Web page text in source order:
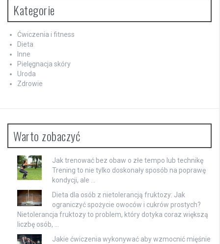
Kategorie
Ćwiczenia i fitness
Dieta
Inne
Pielęgnacja skóry
Uroda
Zdrowie
Warto zobaczyć
Jak trenować bez obaw o złe tempo lub technikę
Trening to nie tylko doskonały sposób na poprawę
kondycji, ale …
Dieta dla osób z nietolerancją fruktozy: Jak
ograniczyć spożycie owoców i cukrów prostych?
Nietolerancja fruktozy to problem, który dotyka coraz większą
liczbę osób, …
Jakie ćwiczenia wykonywać aby wzmocnić mięśnie